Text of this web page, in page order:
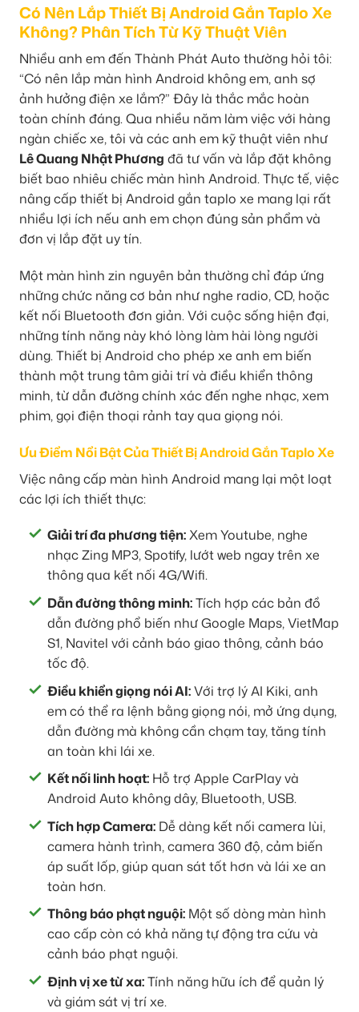
Có Nên Lắp Thiết Bị Android Gắn Taplo Xe
Không? Phân Tích Từ Kỹ Thuật Viên
Nhiều anh em đến Thành Phát Auto thường hỏi tôi:
“Có nên lắp màn hình Android không em, anh sợ
ảnh hưởng điện xe lắm?” Đây là thắc mắc hoàn
toàn chính đáng. Qua nhiều năm làm việc với hàng
ngàn chiếc xe, tôi và các anh em kỹ thuật viên như
Lê Quang Nhật Phương đã tư vấn và lắp đặt không
biết bao nhiêu chiếc màn hình Android. Thực tế, việc
nâng cấp thiết bị Android gắn taplo xe mang lại rất
nhiều lợi ích nếu anh em chọn đúng sản phẩm và
đơn vị lắp đặt uy tín.
Một màn hình zin nguyên bản thường chỉ đáp ứng
những chức năng cơ bản như nghe radio, CD, hoặc
kết nối Bluetooth đơn giản. Với cuộc sống hiện đại,
những tính năng này khó lòng làm hài lòng người
dùng. Thiết bị Android cho phép xe anh em biến
thành một trung tâm giải trí và điều khiển thông
minh, từ dẫn đường chính xác đến nghe nhạc, xem
phim, gọi điện thoại rảnh tay qua giọng nói.
Ưu Điểm Nổi Bật Của Thiết Bị Android Gắn Taplo Xe
Việc nâng cấp màn hình Android mang lại một loạt
các lợi ích thiết thực:
Giải trí đa phương tiện:Xem Youtube, nghe
nhạc Zing MP3, Spotify, lướt web ngay trên xe
thông qua kết nối 4G/Wifi.
Dẫn đường thông minh:Tích hợp các bản đồ
dẫn đường phổ biến như Google Maps, VietMap
S1, Navitel với cảnh báo giao thông, cảnh báo
tốc độ.
Điều khiển giọng nói AI:Với trợ lý AI Kiki, anh
em có thể ra lệnh bằng giọng nói, mở ứng dụng,
dẫn đường mà không cần chạm tay, tăng tính
an toàn khi lái xe.
Kết nối linh hoạt: Hỗ trợ Apple CarPlay và
Android Auto không dây, Bluetooth, USB.
Tích hợp Camera: Dễ dàng kết nối camera lùi,
camera hành trình, camera 360 độ, cảm biến
áp suất lốp, giúp quan sát tốt hơn và lái xe an
toàn hơn.
Thông báo phạt nguội: Một số dòng màn hình
cao cấp còn có khả năng tự động tra cứu và
cảnh báo phạt nguội.
Định vị xe từ xa:Tính năng hữu ích để quản lý
và giám sát vị trí xe.